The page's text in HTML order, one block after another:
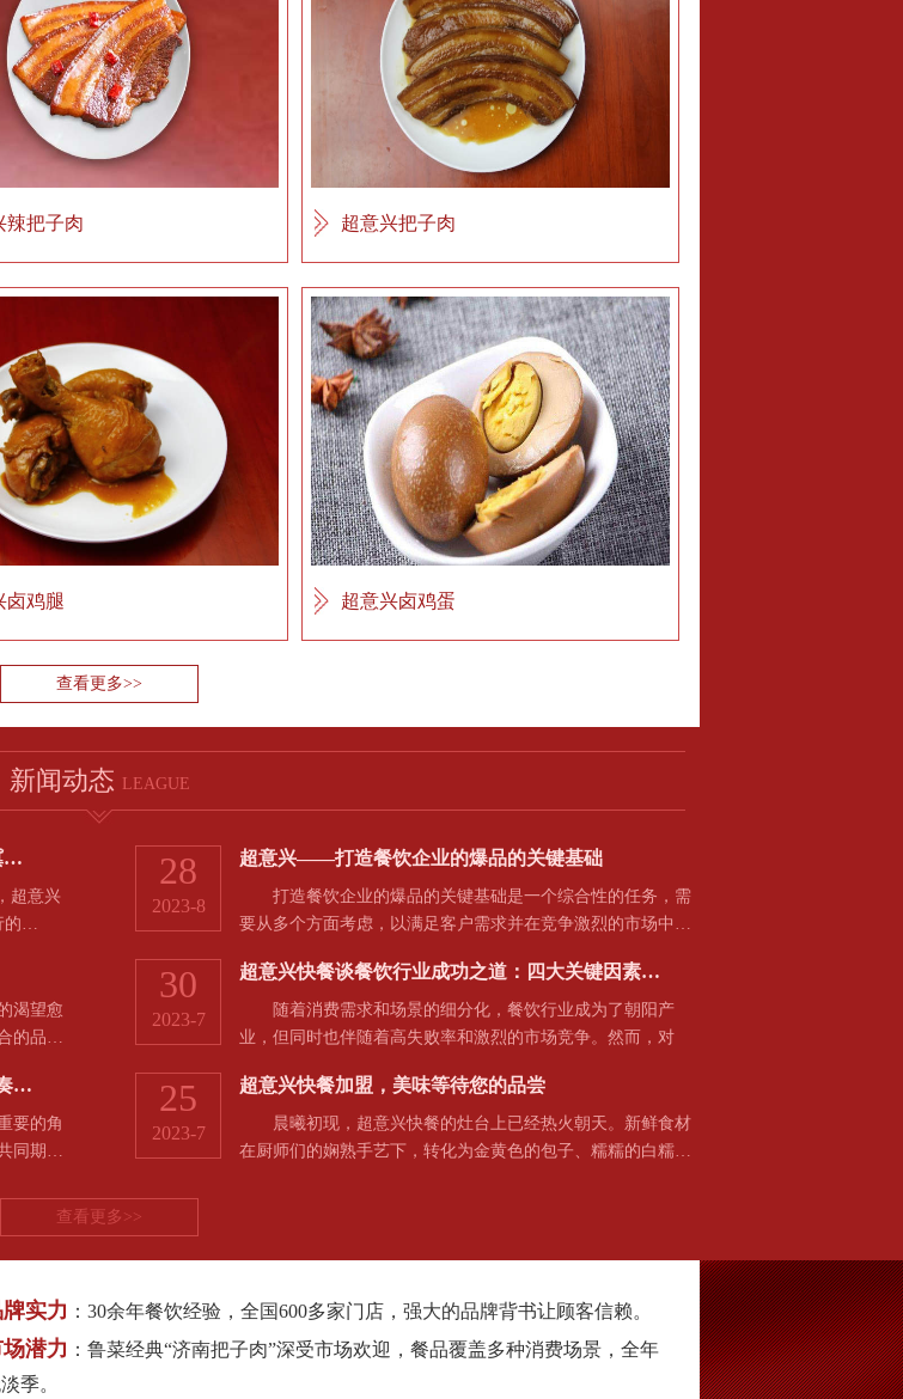
辣把子肉 超意兴把子肉
卤鸡腿 超意兴卤鸡蛋
查看更多>>
新闻动态 LEAGUE
…
超意兴
的…
28
2023-8
超意兴——打造餐饮企业的爆品的关键基础
打造餐饮企业的爆品的关键基础是一个综合性的任务，需
要从多个方面考虑，以满足客户需求并在竞争激烈的市场中…
渴望愈
的品…
30
2023-7
超意兴快餐谈餐饮行业成功之道：四大关键因素…
随着消费需求和场景的细分化，餐饮行业成为了朝阳产
业，但同时也伴随着高失败率和激烈的市场竞争。然而，对
…
要的角
同期…
25
2023-7
超意兴快餐加盟，美味等待您的品尝
晨曦初现，超意兴快餐的灶台上已经热火朝天。新鲜食材
在厨师们的娴熟手艺下，转化为金黄色的包子、糯糯的白糯…
查看更多>>
实力 ：30余年餐饮经验，全国600多家门店，强大的品牌背书让顾客信赖。
潜力 ：鲁菜经典“济南把子肉”深受市场欢迎，餐品覆盖多种消费场景，全年
季。